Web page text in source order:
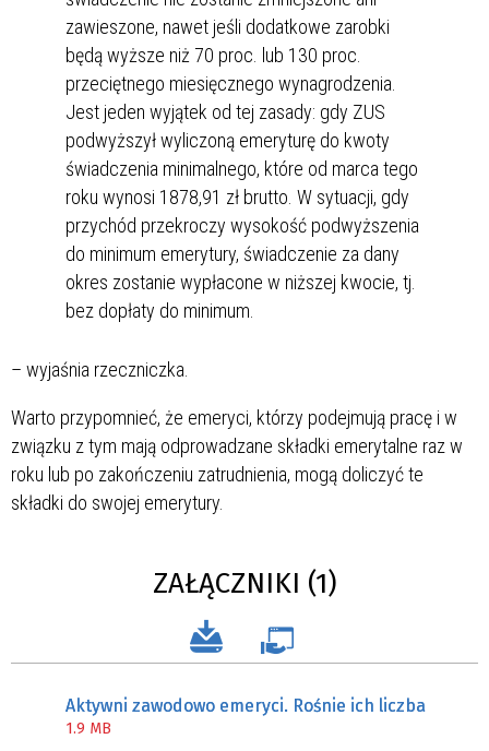
zawieszone, nawet jeśli dodatkowe zarobki
będą wyższe niż 70 proc. lub 130 proc.
przeciętnego miesięcznego wynagrodzenia.
Jest jeden wyjątek od tej zasady: gdy ZUS
podwyższył wyliczoną emeryturę do kwoty
świadczenia minimalnego, które od marca tego
roku wynosi 1878,91 zł brutto. W sytuacji, gdy
przychód przekroczy wysokość podwyższenia
do minimum emerytury, świadczenie za dany
okres zostanie wypłacone w niższej kwocie, tj.
bez dopłaty do minimum.
– wyjaśnia rzeczniczka.
Warto przypomnieć, że emeryci, którzy podejmują pracę i w
związku z tym mają odprowadzane składki emerytalne raz w
roku lub po zakończeniu zatrudnienia, mogą doliczyć te
składki do swojej emerytury.
ZAŁĄCZNIKI (1)
Aktywni zawodowo emeryci. Rośnie ich liczba
1.9 MB